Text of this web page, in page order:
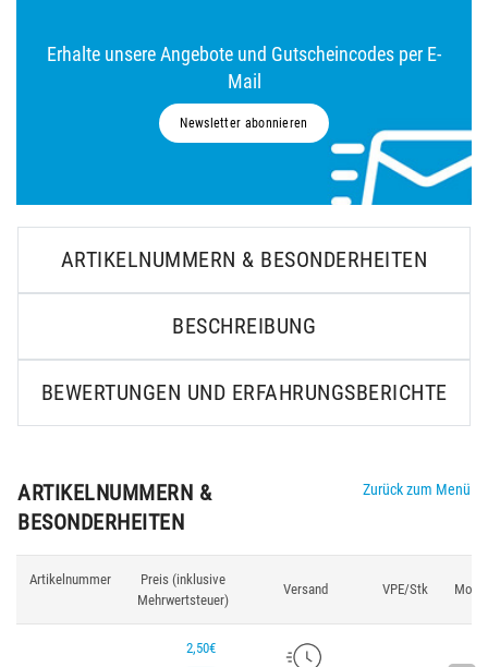
Erhalte unsere Angebote und Gutscheincodes per E-
Mail
Newsletter abonnieren
ARTIKELNUMMERN & BESONDERHEITEN
BESCHREIBUNG
BEWERTUNGEN UND ERFAHRUNGSBERICHTE
ARTIKELNUMMERN &
BESONDERHEITEN
Zurück zum Menü
Artikelnummer
Preis (inklusive
Mehrwertsteuer)
Versand VPE/Stk
2,50€